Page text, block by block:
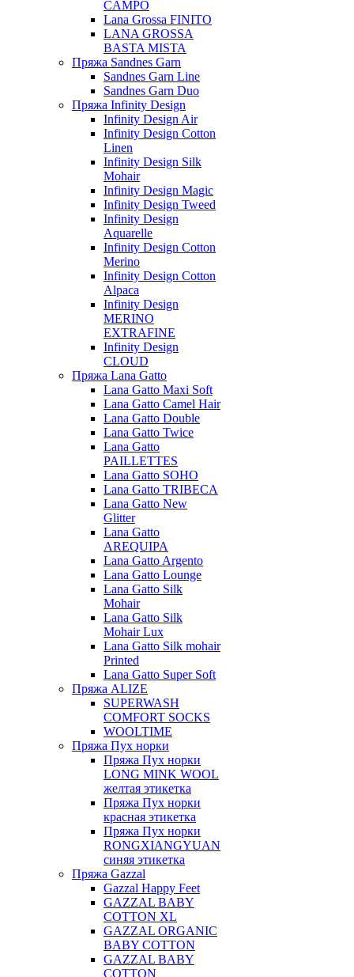
CAMPO
Lana Grossa FINITO
LANA GROSSA
BASTA MISTA
Пряжа Sandnes Garn
Sandnes Garn Line
Sandnes Garn Duo
Пряжа Infinity Design
Infinity Design Air
Infinity Design Cotton
Linen
Infinity Design Silk
Mohair
Infinity Design Magic
Infinity Design Tweed
Infinity Design
Aquarelle
Infinity Design Cotton
Merino
Infinity Design Cotton
Alpaca
Infinity Design
MERINO
EXTRAFINE
Infinity Design
CLOUD
Пряжа Lana Gatto
Lana Gatto Maxi Soft
Lana Gatto Camel Hair
Lana Gatto Double
Lana Gatto Twice
Lana Gatto
PAILLETTES
Lana Gatto SOHO
Lana Gatto TRIBECA
Lana Gatto New
Glitter
Lana Gatto
AREQUIPA
Lana Gatto Argento
Lana Gatto Lounge
Lana Gatto Silk
Mohair
Lana Gatto Silk
Mohair Lux
Lana Gatto Silk mohair
Printed
Lana Gatto Super Soft
Пряжа ALIZE
SUPERWASH
COMFORT SOCKS
WOOLTIME
Пряжа Пух норки
Пряжа Пух норки
LONG MINK WOOL
желтая этикетка
Пряжа Пух норки
красная этикетка
Пряжа Пух норки
RONGXIANGYUAN
синяя этикетка
Пряжа Gazzal
Gazzal Happy Feet
GAZZAL BABY
COTTON XL
GAZZAL ORGANIC
BABY COTTON
GAZZAL BABY
COTTON